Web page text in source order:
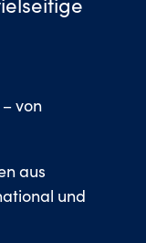
von
aus
und